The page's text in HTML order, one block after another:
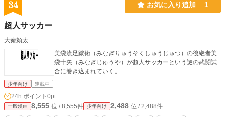
34 お気に入り追加 1
超人サッカー
大秦頼太
美袋流足蹴術（みなぎりゅうそくしゅうじゅつ）の後継者美
袋十矢（みなぎじゅうや）が超人サッカーという謎の武闘試
合に巻き込まれていく。
少年向け 連載中
24h.ポイント 0pt
一般漫画 8,555 位 / 8,555件 少年向け 2,488 位 / 2,488件